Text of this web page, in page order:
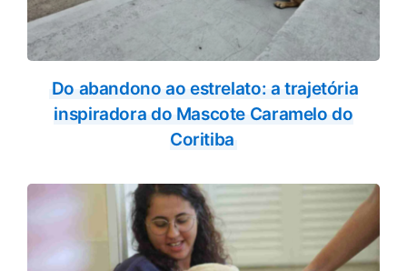
Do abandono ao estrelato: a trajetória
inspiradora do Mascote Caramelo do
Coritiba